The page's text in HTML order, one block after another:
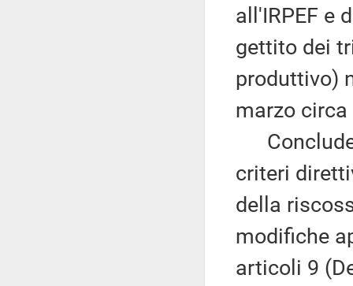
all'IRPEF e
gettito dei
produttivo)
marzo
Conclude
criteri
della
modifiche
articoli 9